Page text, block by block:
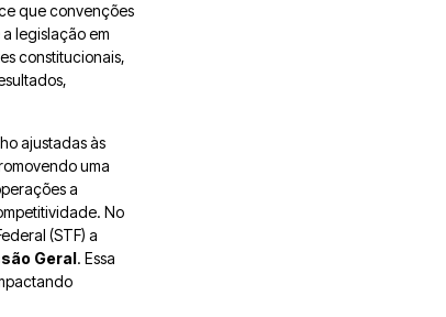
que convenções
legislação em
constitucionais,
ajustadas às
uma
a
No
(STF) a
Geral. Essa